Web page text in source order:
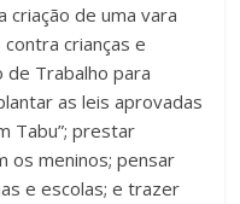
criação de uma vara
crianças e
de Trabalho para
as leis aprovadas
Tabu”; prestar
os meninos; pensar
e escolas; e trazer